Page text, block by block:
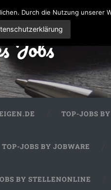
Jobs
TOP-JOBS
TOP-JOBS BY JOBWARE
BY STELLENONLINE
Durch die Nutzung unserer